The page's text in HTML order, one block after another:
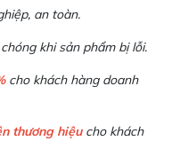
an toàn.
khi sản phẩm bị lỗi.
cho khách hàng doanh
thương hiệucho khách